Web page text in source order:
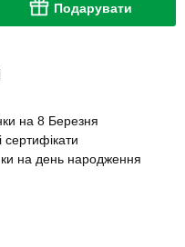
Подарувати
на 8 Березня
сертифікати
на день народження